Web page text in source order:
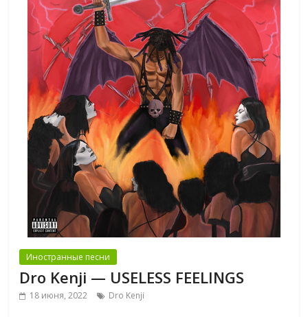
Иностранные песни
Dro Kenji — USELESS FEELINGS
18 июня, 2022 Dro Kenji